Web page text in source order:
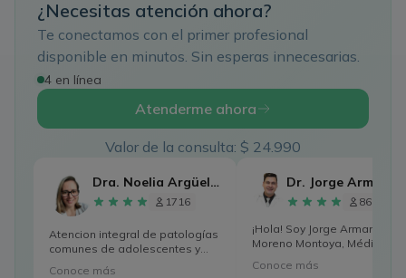
¿Necesitas atención ahora?
Te conectamos con el primer profesional
disponible en minutos. Sin esperas innecesarias.
4 en línea
Atenderme ahora
Valor de la consulta: $ 24.990
Dra. Noelia Argüello
1716
Atencion integral de patologías
comunes de adolescentes y
Conoce más
861
¡Hola! Soy Jorge Armando
Moreno Montoya, Médico
Cirujano con 17 años de
Conoce más